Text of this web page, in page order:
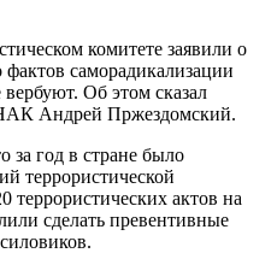
комитете заявили о
фактов саморадикализации
Об этом сказал
Андрей Пржездомский.
за год в стране было
террористической
террористических актов на
сделать превентивные